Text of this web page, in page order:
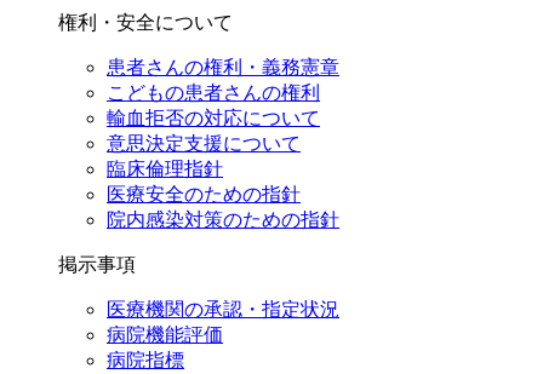
権利・安全について
患者さんの権利・義務憲章
こどもの患者さんの権利
輸血拒否の対応について
意思決定支援について
臨床倫理指針
医療安全のための指針
院内感染対策のための指針
掲示事項
医療機関の承認・指定状況
病院機能評価
病院指標